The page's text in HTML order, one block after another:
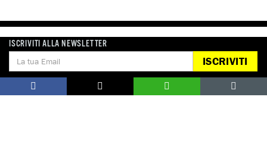
ISCRIVITI ALLA NEWSLETTER
ISCRIVITI
DONA
Aiutaci con una donazione, ora.